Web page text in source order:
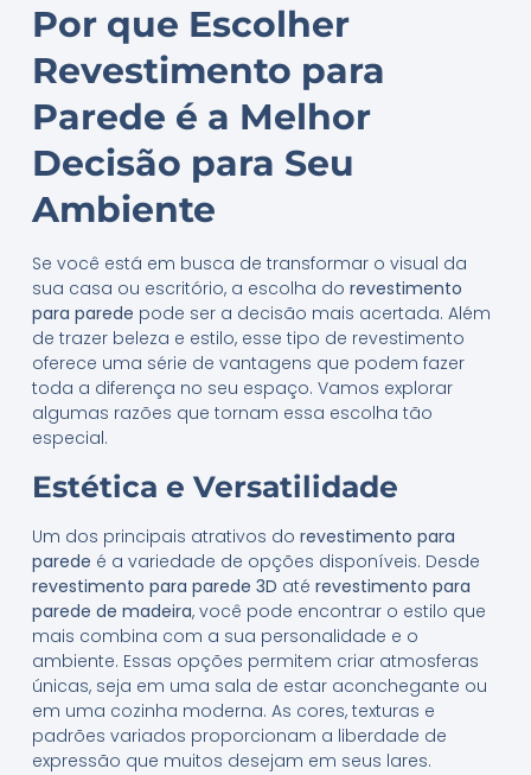
Por que Escolher
Revestimento para
Parede é a Melhor
Decisão para Seu
Ambiente
Se você está em busca de transformar o visual da
sua casa ou escritório, a escolha do revestimento
para parede pode ser a decisão mais acertada. Além
de trazer beleza e estilo, esse tipo de revestimento
oferece uma série de vantagens que podem fazer
toda a diferença no seu espaço. Vamos explorar
algumas razões que tornam essa escolha tão
especial.
Estética e Versatilidade
Um dos principais atrativos do revestimento para
parede é a variedade de opções disponíveis. Desde
revestimento para parede 3D até revestimento para
parede de madeira, você pode encontrar o estilo que
mais combina com a sua personalidade e o
ambiente. Essas opções permitem criar atmosferas
únicas, seja em uma sala de estar aconchegante ou
em uma cozinha moderna. As cores, texturas e
padrões variados proporcionam a liberdade de
expressão que muitos desejam em seus lares.